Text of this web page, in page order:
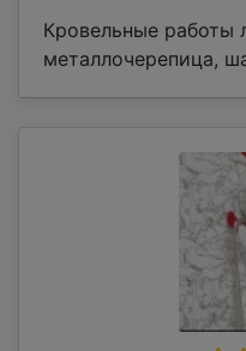
Кровельные работы
металлочерепица,